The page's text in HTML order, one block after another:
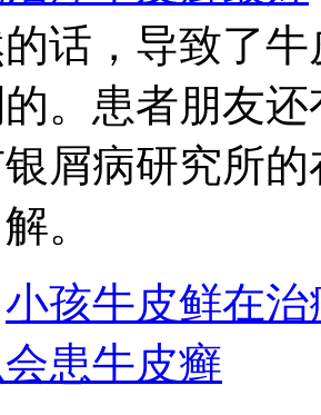
话，导致了
。患者朋友
屑病研究所的
。
小孩牛皮鲜在
患牛皮癣